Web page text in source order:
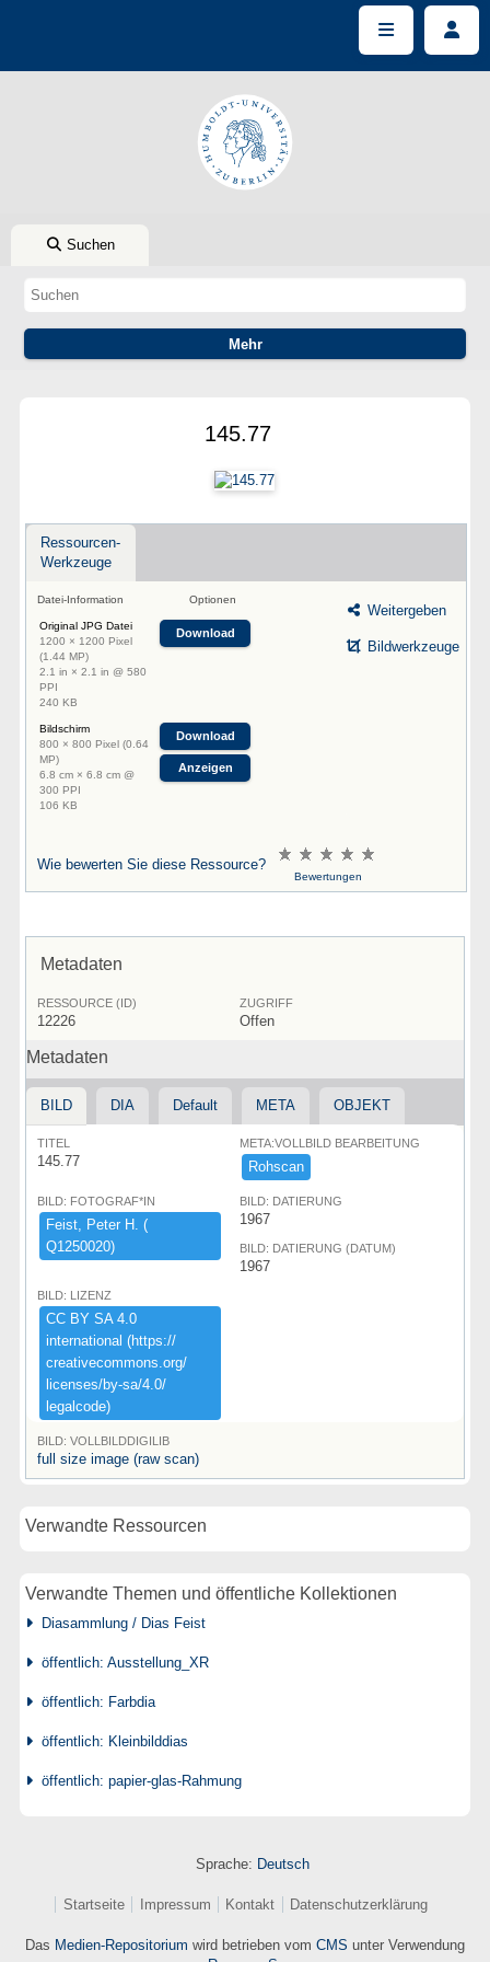
Suchen
145.77
Ressourcen-
Werkzeuge
Datei-Information Optionen
Original JPG Datei
1200 × 1200 Pixel
(1.44 MP)
2.1 in × 2.1 in @ 580
PPI
240 KB
Download
Bildschirm
800 × 800 Pixel (0.64
MP)
6.8 cm × 6.8 cm @
300 PPI
106 KB
Download
Anzeigen
Weitergeben
Bildwerkzeuge
Wie bewerten Sie diese Ressource?
Bewertungen
Metadaten
RESSOURCE (ID)
12226
ZUGRIFF
Offen
Metadaten
BILD DIA Default META OBJEKT
TITEL
145.77
META:VOLLBILD BEARBEITUNG
Rohscan
BILD: FOTOGRAF*IN
Feist,​ ​Peter ​H.​ ​(​
Q1250020)​
BILD: DATIERUNG
1967
BILD: DATIERUNG (DATUM)
1967
BILD: LIZENZ
CC ​BY ​SA ​4.​0 ​
international ​(​https:​/​/​
creativecommons.​org/​
licenses/​by-​sa/​4.​0/​
legalcode)​
BILD: VOLLBILDDIGILIB
full size image (raw scan)
Verwandte Ressourcen
Verwandte Themen und öffentliche Kollektionen
Diasammlung / Dias Feist
öffentlich: Ausstellung_XR
öffentlich: Farbdia
öffentlich: Kleinbilddias
öffentlich: papier-glas-Rahmung
Sprache: Deutsch
Startseite Impressum Kontakt Datenschutzerklärung
Das Medien-Repositorium wird betrieben vom CMS unter Verwendung